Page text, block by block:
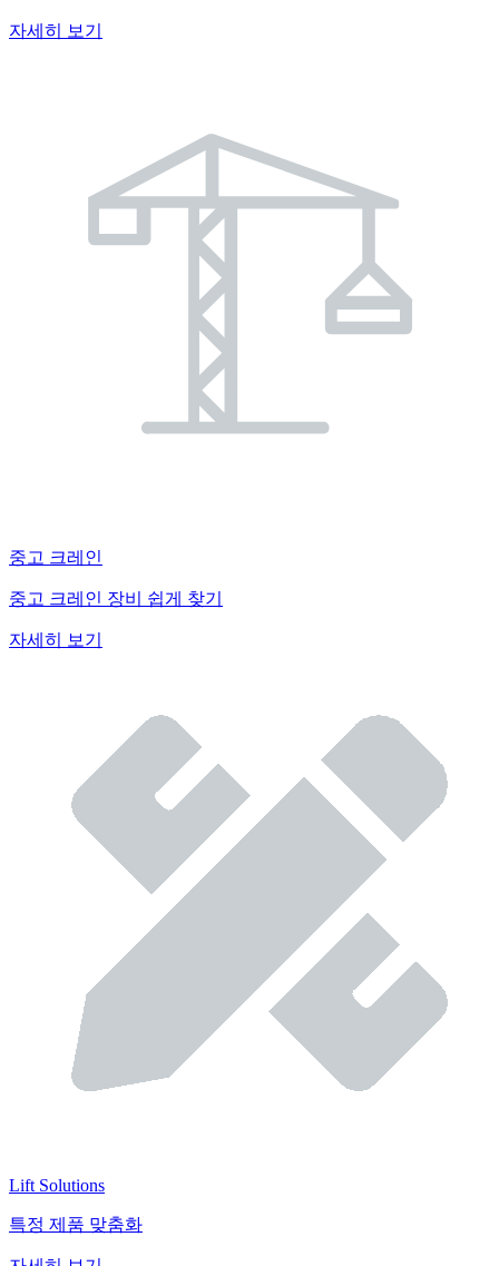
자세히 보기
중고 크레인
중고 크레인 장비 쉽게 찾기
자세히 보기
Lift Solutions
특정 제품 맞춤화